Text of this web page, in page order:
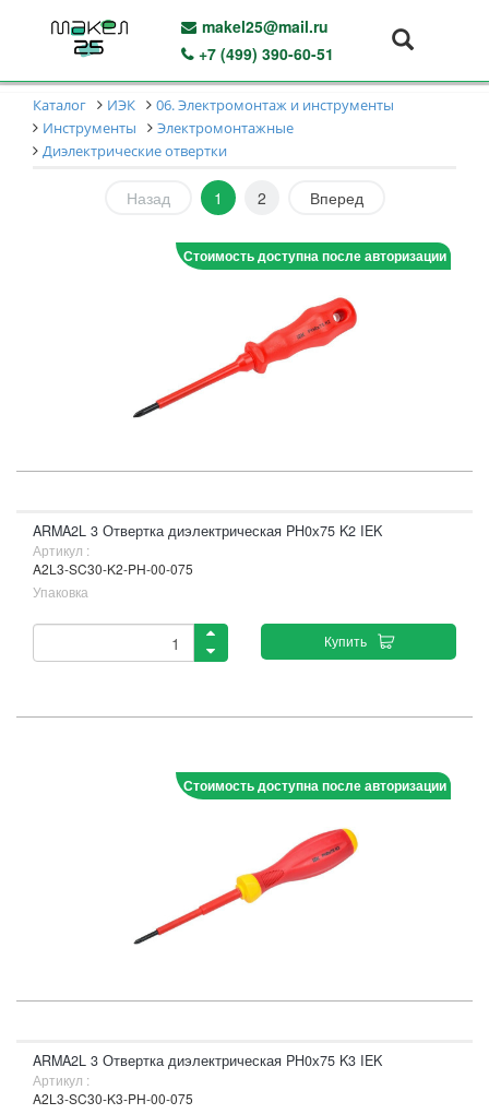
makel25@mail.ru
+7 (499) 390-60-51
Каталог ИЭК
06. Электромонтаж и инструменты
Инструменты
Электромонтажные
Диэлектрические отвертки
Назад 1 2 Вперед
Стоимость доступна после авторизации
ARMA2L 3 Отвертка диэлектрическая PH0х75 K2 IEK
Артикул :
A2L3-SC30-K2-PH-00-075
Упаковка
Купить
Стоимость доступна после авторизации
ARMA2L 3 Отвертка диэлектрическая PH0х75 K3 IEK
Артикул :
A2L3-SC30-K3-PH-00-075